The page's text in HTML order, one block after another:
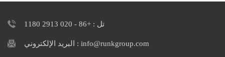
تل : +86 - 020 2913 1180
البريد الإلكتروني : info@runkgroup.com